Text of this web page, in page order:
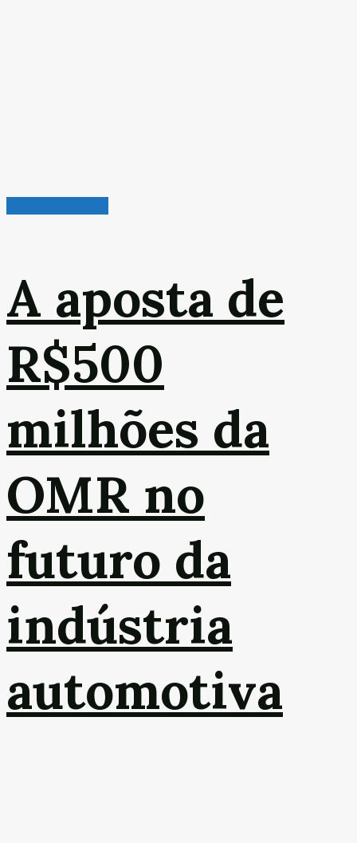
A aposta de
R$500
milhões da
OMR no
futuro da
indústria
automotiva